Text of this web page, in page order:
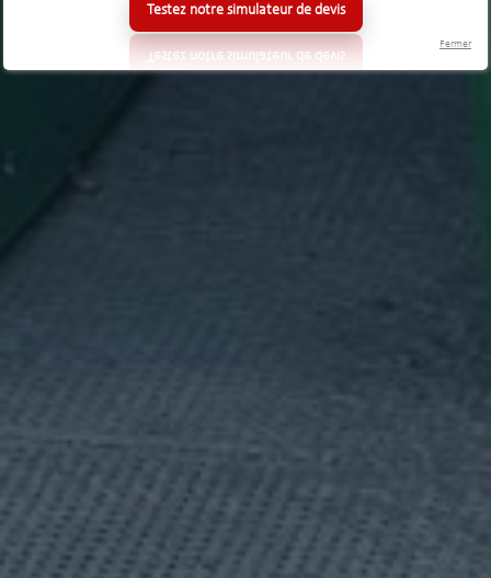
Testez notre simulateur de devis
Fermer